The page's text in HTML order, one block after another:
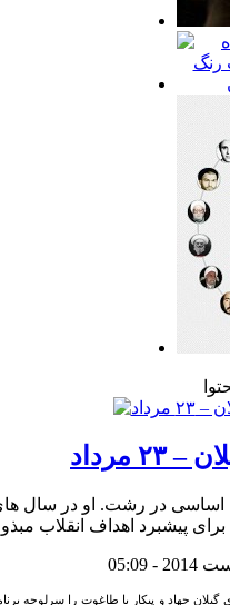
مرداد
اساسی در رشت. او در سال
جهاد و پیکار با طاغوت را سرلوحه